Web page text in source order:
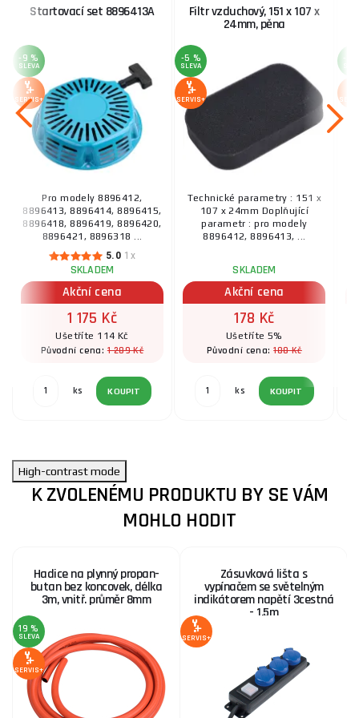
Startovací set 8896413A
-9 %
SLEVA
SERVIS+
Pro modely 8896412,
8896413, 8896414, 8896415,
8896418, 8896419, 8896420,
8896421, 8896318 ...
5.0 1x
SKLADEM
Akční cena
1 175 Kč
Ušetříte 114 Kč
Původní cena:1 289 Kč
ks KOUPIT
Filtr vzduchový, 151 x 107 x
24mm, pěna
-5 %
SLEVA
SERVIS+
Technické parametry : 151 x
107 x 24mm Doplňující
parametr : pro modely
8896412, 8896413, ...
SKLADEM
Akční cena
178 Kč
Ušetříte 5%
Původní cena:188 Kč
ks KOUPIT
High-contrast mode
K ZVOLENÉMU PRODUKTU BY SE VÁM
MOHLO HODIT
Hadice na plynný propan-
butan bez koncovek, délka
3m, vnitř. průměr 8mm
19 %
SLEVA
SERVIS+
Zásuvková lišta s
vypínačem se světelným
indikátorem napětí 3cestná
- 1,5m
SERVIS+